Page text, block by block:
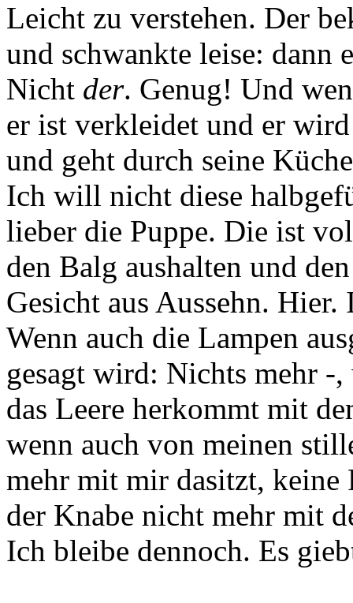
Leicht zu verstehen. Der
und schwankte leise: dann
Nicht der. Genug! Und
er ist verkleidet und er
und geht durch seine
Ich will nicht diese
lieber die Puppe. Die ist
den Balg aushalten und
Gesicht aus Aussehn.
Wenn auch die Lampen
gesagt wird: Nichts mehr -
das Leere herkommt mit
wenn auch von meinen
mehr mit mir dasitzt, keine
der Knabe nicht mehr mit
Ich bleibe dennoch. Es